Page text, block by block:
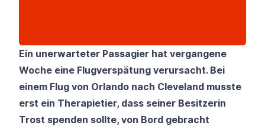
Ein unerwarteter Passagier hat vergangene
Woche eine Flugverspätung verursacht. Bei
einem Flug von Orlando nach Cleveland musste
erst ein Therapietier, dass seiner Besitzerin
Trost spenden sollte, von Bord gebracht